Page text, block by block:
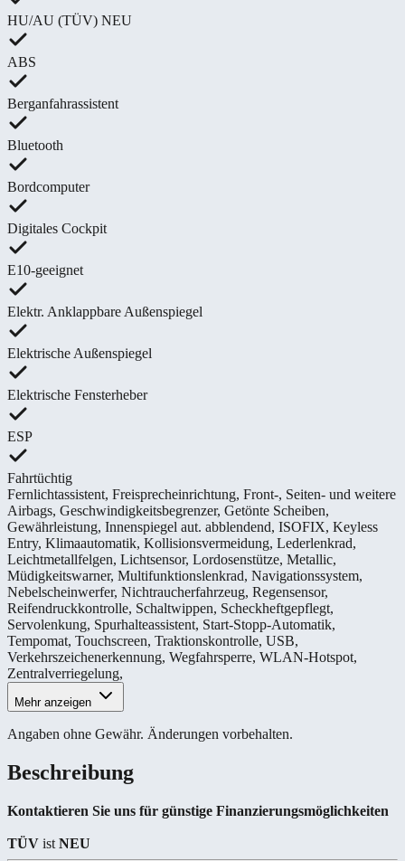
HU/AU (TÜV) NEU
ABS
Berganfahrassistent
Bluetooth
Bordcomputer
Digitales Cockpit
E10-geeignet
Elektr. Anklappbare Außenspiegel
Elektrische Außenspiegel
Elektrische Fensterheber
ESP
Fahrtüchtig
Fernlichtassistent, Freisprecheinrichtung, Front-, Seiten- und weitere
Airbags, Geschwindigkeitsbegrenzer, Getönte Scheiben,
Gewährleistung, Innenspiegel aut. abblendend, ISOFIX, Keyless
Entry, Klimaautomatik, Kollisionsvermeidung, Lederlenkrad,
Leichtmetallfelgen, Lichtsensor, Lordosenstütze, Metallic,
Müdigkeitswarner, Multifunktionslenkrad, Navigationssystem,
Nebelscheinwerfer, Nichtraucherfahrzeug, Regensensor,
Reifendruckkontrolle, Schaltwippen, Scheckheftgepflegt,
Servolenkung, Spurhalteassistent, Start-Stopp-Automatik,
Tempomat, Touchscreen, Traktionskontrolle, USB,
Verkehrszeichenerkennung, Wegfahrsperre, WLAN-Hotspot,
Zentralverriegelung,
Mehr anzeigen
Angaben ohne Gewähr. Änderungen vorbehalten.
Beschreibung
Kontaktieren Sie uns für günstige Finanzierungsmöglichkeiten
TÜV ist NEU